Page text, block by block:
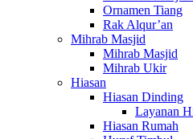
Ornamen Tiang
Rak Alqur’an
Mihrab Masjid
Mihrab Masjid
Mihrab Ukir
Hiasan
Hiasan Dinding
Layanan
Hiasan Rumah